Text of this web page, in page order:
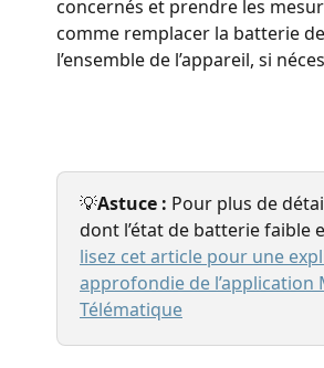
concernés et prendre les
comme remplacer la batterie
l’ensemble de l’appareil, si
💡Astuce : Pour plus de
dont l’état de batterie faible
lisez cet article pour une
approfondie de l’application
Télématique